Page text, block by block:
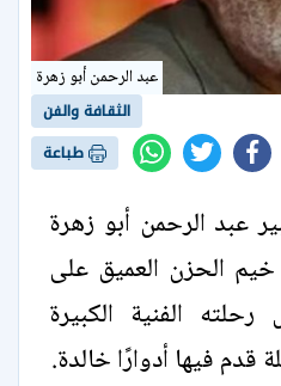
عبد الرحمن أبو زهرة
الثقافة والفن
طباعة
عبد الرحمن أبو زهرة
الحزن العميق على
الفنية الكبيرة
قدم فيها أدوارًا خالدة.